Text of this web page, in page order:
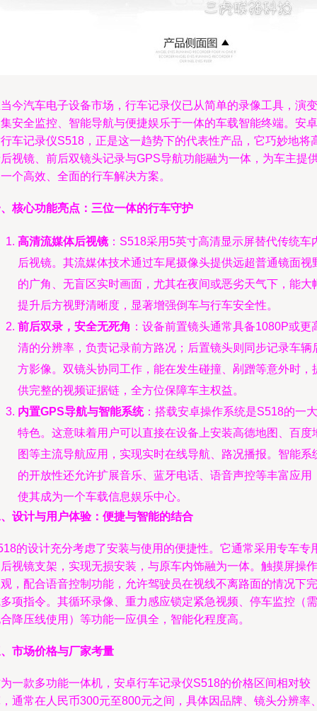
今汽车电子设备市场，行车记录仪已从简单的录像工具，演变
安全监控、智能导航与便捷娱乐于一体的车载智能终端。安
车记录仪S518，正是这一趋势下的代表性产品，它巧妙地将
视镜、前后双镜头记录与GPS导航功能融为一体，为车主提
个高效、全面的行车解决方案。
核心功能亮点：三位一体的行车守护
高清流媒体后视镜：S518采用5英寸高清显示屏替代传统车
后视镜。其流媒体技术通过车尾摄像头提供远超普通镜面视
的广角、无盲区实时画面，尤其在夜间或恶劣天气下，能大
提升后方视野清晰度，显著增强倒车与行车安全性。
前后双录，安全无死角 ：设备前置镜头通常具备1080P或更
清的分辨率，负责记录前方路况；后置镜头则同步记录车辆
方影像。双镜头协同工作，能在发生碰撞、剐蹭等意外时，
供完整的视频证据链，全方位保障车主权益。
内置GPS导航与智能系统：搭载安卓操作系统是S518的一大
特色。这意味着用户可以直接在设备上安装高德地图、百度
图等主流导航应用，实现实时在线导航、路况播报。智能系
的开放性还允许扩展音乐、蓝牙电话、语音声控等丰富应用
使其成为一个车载信息娱乐中心。
设计与用户体验：便捷与智能的结合
的设计充分考虑了安装与使用的便捷性。它通常采用专车专
视镜支架，实现无损安装，与原车内饰融为一体。触摸屏操作
，配合语音控制功能，允许驾驶员在视线不离路面的情况下完
项指令。其循环录像、重力感应锁定紧急视频、停车监控（需
降压线使用）等功能一应俱全，智能化程度高。
市场价格与厂家考量
一款多功能一体机，安卓行车记录仪S518的价格区间相对较
通常在人民币300元至800元之间，具体因品牌、镜头分辨率